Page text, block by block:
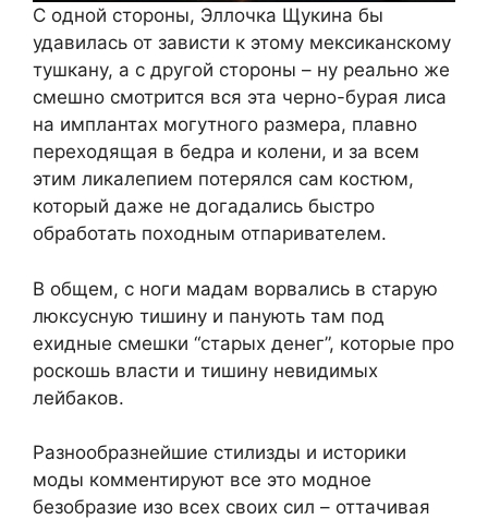
С одной стороны, Эллочка Щукина бы
удавилась от зависти к этому мексиканскому
тушкану, а с другой стороны – ну реально же
смешно смотрится вся эта черно-бурая лиса
на имплантах могутного размера, плавно
переходящая в бедра и колени, и за всем
этим ликалепием потерялся сам костюм,
который даже не догадались быстро
обработать походным отпаривателем.
В общем, с ноги мадам ворвались в старую
люксусную тишину и панують там под
ехидные смешки “старых денег”, которые про
роскошь власти и тишину невидимых
лейбаков.
Разнообразнейшие стилизды и историки
моды комментируют все это модное
безобразие изо всех своих сил – оттачивая